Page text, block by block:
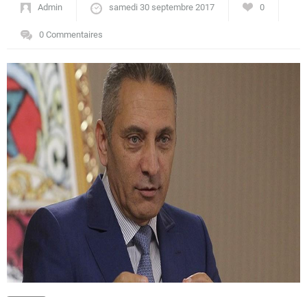
Actualités
Circuits touristiques
Tourisme
Régions
Hotels
Evenements
Admin samedi 30 septembre 2017 0
0 Commentaires